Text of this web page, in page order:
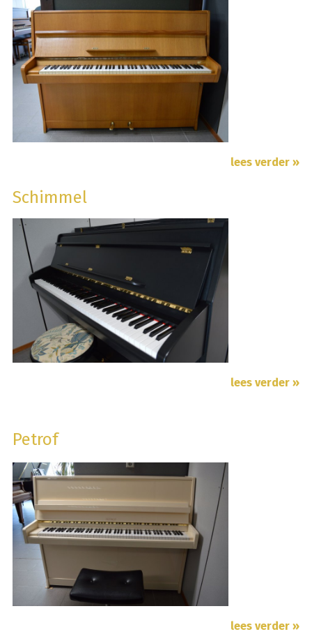
lees verder »
Schimmel
lees verder »
Petrof
lees verder »